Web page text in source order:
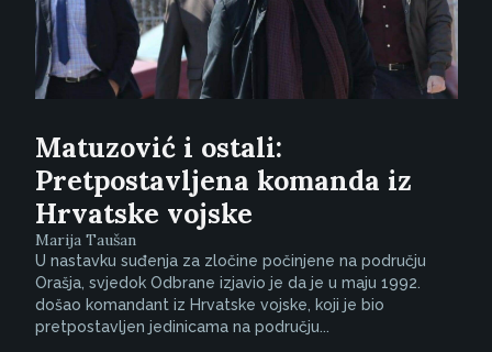
Matuzović i ostali:
Pretpostavljena komanda iz
Hrvatske vojske
Marija Taušan
U nastavku suđenja za zločine počinjene na području
Orašja, svjedok Odbrane izjavio je da je u maju 1992.
došao komandant iz Hrvatske vojske, koji je bio
pretpostavljen jedinicama na području...